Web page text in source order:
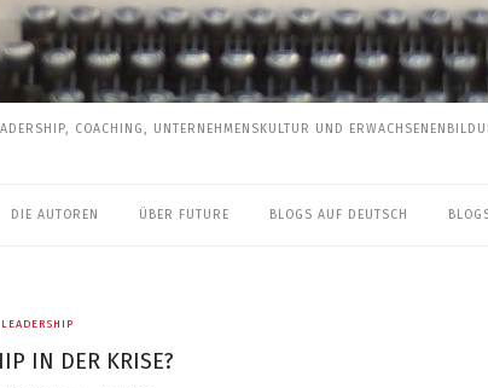
COACHING, UNTERNEHMENSKULTUR UND
DIE AUTOREN ÜBER FUTURE BLOGS AUF DEUTSCH
LEADERSHIP
IN DER KRISE?